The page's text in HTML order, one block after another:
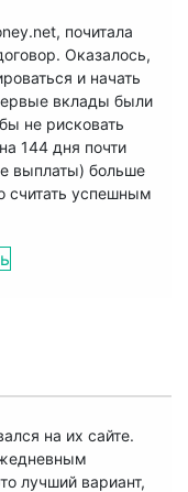
почитала
Оказалось,
и начать
вклады были
не рисковать
144 дня почти
выплаты) больше
считать успешным
на их сайте.
лучший вариант,